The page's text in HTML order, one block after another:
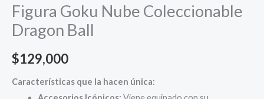
Figura Goku Nube Coleccionable
Dragon Ball
$129,000
Características que la hacen única: